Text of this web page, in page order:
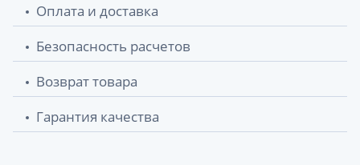
Оплата и доставка
Безопасность расчетов
Возврат товара
Гарантия качества